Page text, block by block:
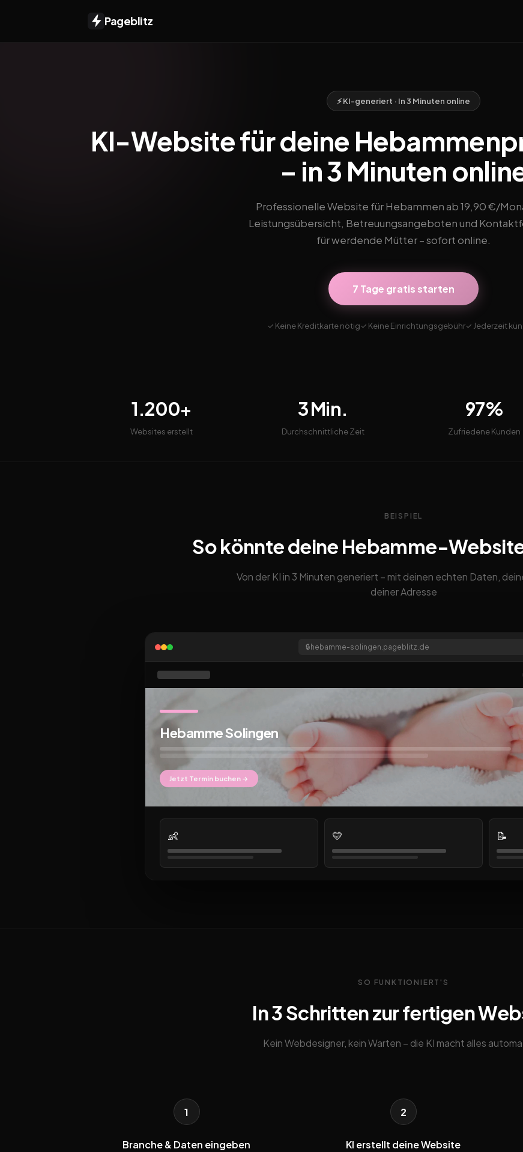
Pageblitz
⚡ KI-generiert · In 3 Minuten online
KI-Website für deine
– in 3 Minuten
Professionelle Website für Hebammen ab 19,90 €/
Leistungsübersicht, Betreuungsangeboten und
für werdende Mütter – sofort online.
7 Tage gratis starten
✓ Keine Kreditkarte nötig✓ Keine Einrichtungsgebühr✓ Jederzeit
1.200+
Websites erstellt
3 Min.
Durchschnittliche Zeit
97%
Zufriedene Kunden
BEISPIEL
So könnte deine Hebamme-
Von der KI in 3 Minuten generiert – mit deinen echten Daten,
deiner Adresse
🔒 hebamme-solingen.pageblitz.de
Hebamme Solingen
Jetzt Termin buchen →
👶 💛 📝
SO FUNKTIONIERT'S
In 3 Schritten zur fertigen
Kein Webdesigner, kein Warten – die KI macht alles
1
Branche & Daten eingeben
2
KI erstellt deine Website